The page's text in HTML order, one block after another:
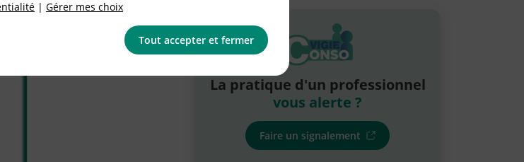
La pratique d'un professionnel
vous alerte ?
Faire un signalement
| Gérer mes choix
Tout accepter et fermer